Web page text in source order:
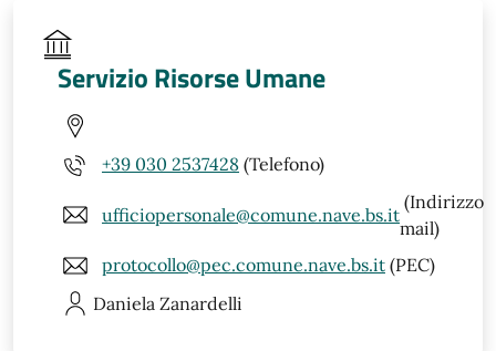
Servizio Risorse Umane
+39 030 2537428 (Telefono)
ufficiopersonale@comune.nave.bs.it
(Indirizzo
mail)
protocollo@pec.comune.nave.bs.it (PEC)
Daniela Zanardelli